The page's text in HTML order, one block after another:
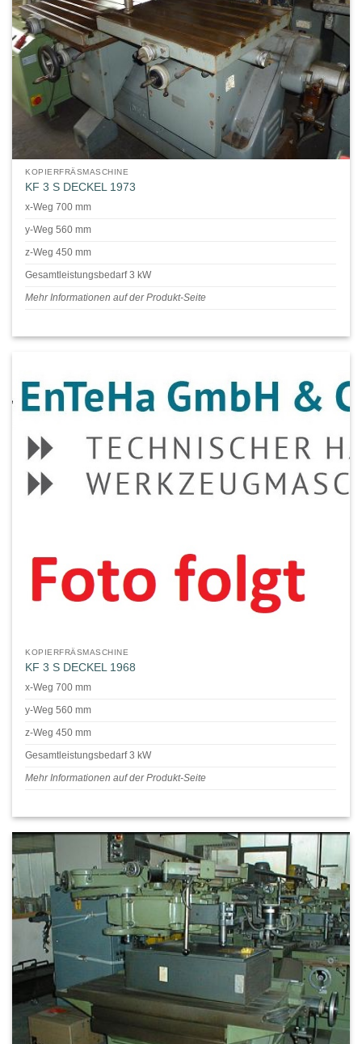
KOPIERFRÄSMASCHINE
KF 3 S DECKEL 1973
x-Weg 700 mm
y-Weg 560 mm
z-Weg 450 mm
Gesamtleistungsbedarf 3 kW
Mehr Informationen auf der Produkt-Seite
KOPIERFRÄSMASCHINE
KF 3 S DECKEL 1968
x-Weg 700 mm
y-Weg 560 mm
z-Weg 450 mm
Gesamtleistungsbedarf 3 kW
Mehr Informationen auf der Produkt-Seite